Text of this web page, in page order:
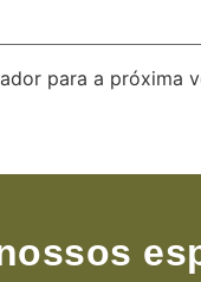
para a próxima